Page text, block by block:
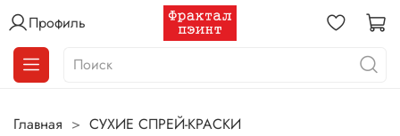
Профиль
Главная СУХИЕ СПРЕЙ-КРАСКИ